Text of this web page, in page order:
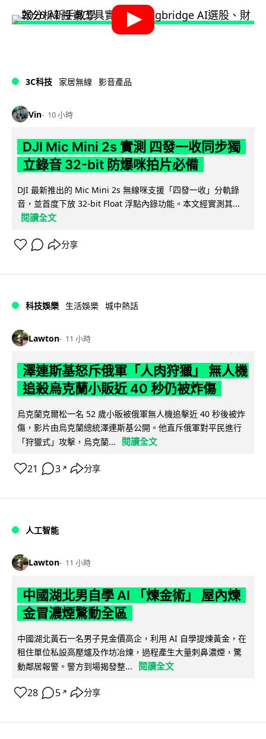
3C科技 家居無線 影音產品
Vin 10 小時
DJI Mic Mini 2s 實測 四發一收同步獨
立錄音 32-bit 防爆咪拍片必備
DJI 最新推出的 Mic Mini 2s 無線咪支援「四發一收」分軌錄
音，並首度下放 32-bit Float 浮點內錄功能。本文經實測其...
閱讀全文
分享
科技娛樂 生活娛樂 城中熱話
Lawton 11 小時
澤連斯基怒斥俄軍「人肉狩獵」 無人機
追殺烏克蘭小販近 40 秒仍被炸傷
烏克蘭克爾松一名 52 歲小販被俄軍無人機追擊近 40 秒後被炸
傷，影片由烏克蘭總統澤連斯基公開。他直斥俄軍對平民進行
「狩獵式」攻擊，烏克蘭...
閱讀全文
21 3 ↗ 分享
人工智能
Lawton 11 小時
中國湖北男自學 AI 「煉金術」 屋內煉
金冒濃煙驚動全區
中國湖北黃石一名男子見金價高企，利用 AI 自學提煉黃金，在
租住單位私設高壓爐及作坊冶煉，過程產生大量刺鼻濃煙，驚
動鄰居報警。警方到場揭發整...
閱讀全文
28 5 ↗ 分享